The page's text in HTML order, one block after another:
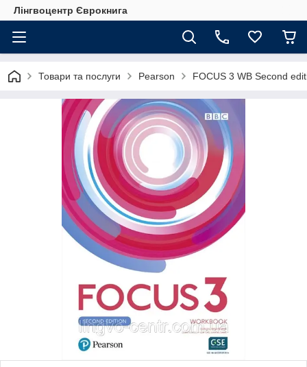
Лінгвоцентр Єврокнига
Товари та послуги Pearson FOCUS 3 WB Second